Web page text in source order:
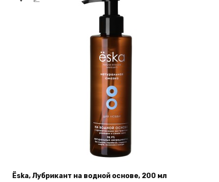
Ёska, Лубрикант на водной основе, 200 мл